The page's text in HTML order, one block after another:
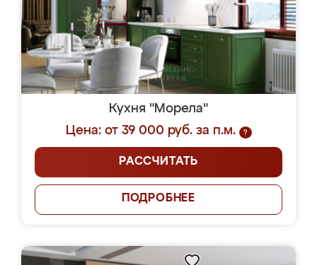
Кухня "Морела"
Цена: от 39 000 руб. за п.м.
?
РАССЧИТАТЬ
ПОДРОБНЕЕ